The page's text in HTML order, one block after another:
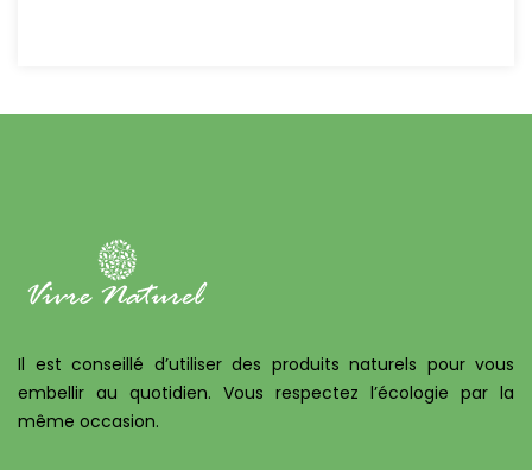
Il est conseillé d’utiliser des produits naturels pour vous
embellir au quotidien. Vous respectez l’écologie par la
même occasion.